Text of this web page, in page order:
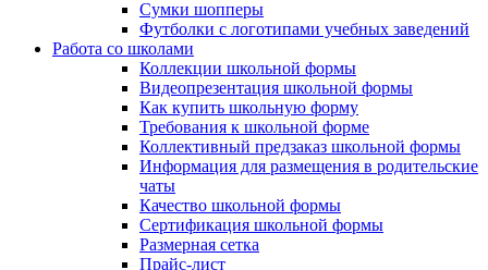
Сумки шопперы
Футболки с логотипами учебных заведений
Работа со школами
Коллекции школьной формы
Видеопрезентация школьной формы
Как купить школьную форму
Требования к школьной форме
Коллективный предзаказ школьной формы
Информация для размещения в родительские
чаты
Качество школьной формы
Сертификация школьной формы
Размерная сетка
Прайс-лист